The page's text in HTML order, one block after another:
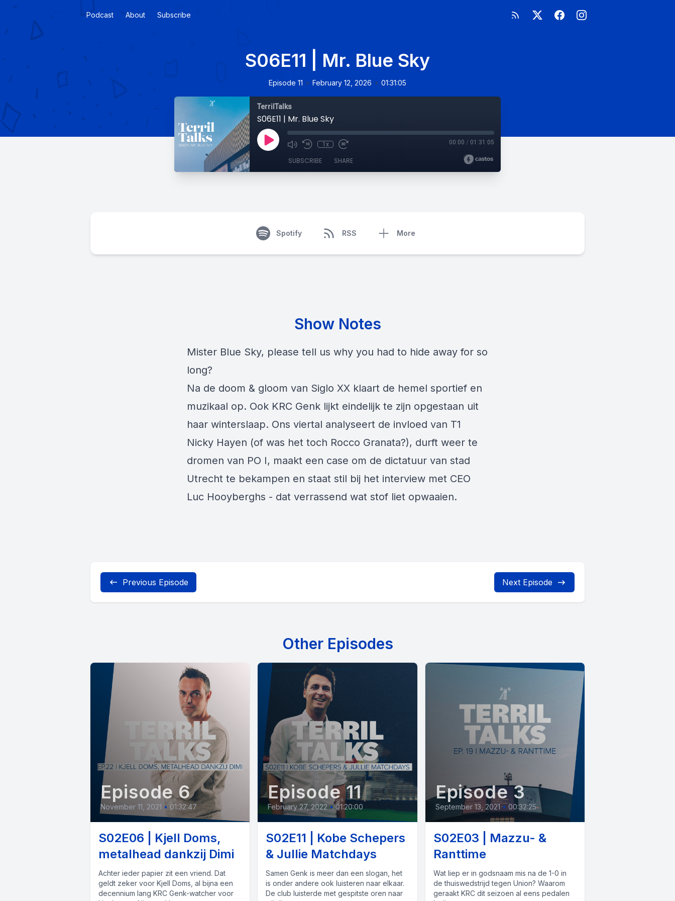
Podcast About Subscribe
S06E11 | Mr. Blue Sky
Episode 11 • February 12, 2026 • 01:31:05
TerrilTalks
S06E11 | Mr. Blue Sky
1x 00:00 / 01:31:05
SUBSCRIBE SHARE
Spotify RSS More
Show Notes
Mister Blue Sky, please tell us why you had to hide away for so
long?
Na de doom & gloom van Siglo XX klaart de hemel sportief en
muzikaal op. Ook KRC Genk lijkt eindelijk te zijn opgestaan uit
haar winterslaap. Ons viertal analyseert de invloed van T1
Nicky Hayen (of was het toch Rocco Granata?), durft weer te
dromen van PO I, maakt een case om de dictatuur van stad
Utrecht te bekampen en staat stil bij het interview met CEO
Luc Hooyberghs - dat verrassend wat stof liet opwaaien.
Previous Episode Next Episode
Other Episodes
Episode 6
November 11, 2021 • 01:32:47
S02E06 | Kjell Doms,
metalhead dankzij Dimi
Achter ieder papier zit een vriend. Dat
geldt zeker voor Kjell Doms, al bijna een
decennium lang KRC Genk-watcher voor
Episode 11
February 27, 2022 • 01:20:00
S02E11 | Kobe Schepers
& Jullie Matchdays
Samen Genk is meer dan een slogan, het
is onder andere ook luisteren naar elkaar.
De club luisterde met gespitste oren naar
Episode 3
September 13, 2021 • 00:32:25
S02E03 | Mazzu- &
Ranttime
Wat liep er in godsnaam mis na de 1-0 in
de thuiswedstrijd tegen Union? Waarom
geraakt KRC dit seizoen al eens pedalen